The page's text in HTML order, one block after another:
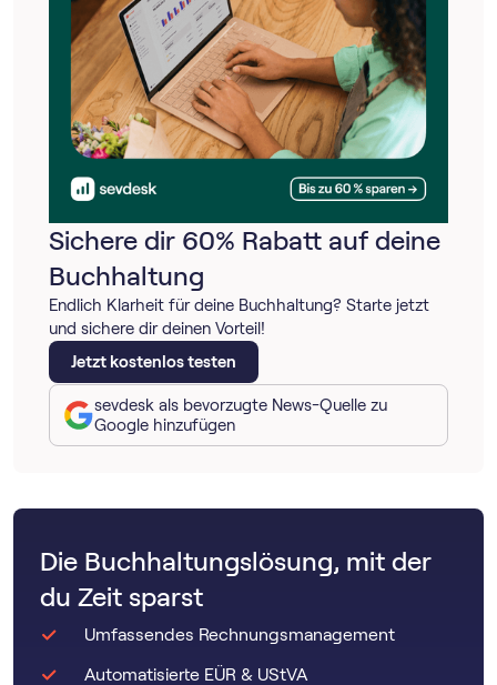
Sichere dir 60% Rabatt auf deine
Buchhaltung
Endlich Klarheit für deine Buchhaltung? Starte jetzt
und sichere dir deinen Vorteil!
Jetzt kostenlos testen
sevdesk als bevorzugte News-Quelle zu
Google hinzufügen
Die Buchhaltungslösung, mit der
du Zeit sparst
Umfassendes Rechnungsmanagement
Automatisierte EÜR & UStVA